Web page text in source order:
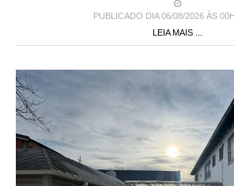
PUBLICADO DIA 06/08/2026 ÀS
LEIA MAIS ...